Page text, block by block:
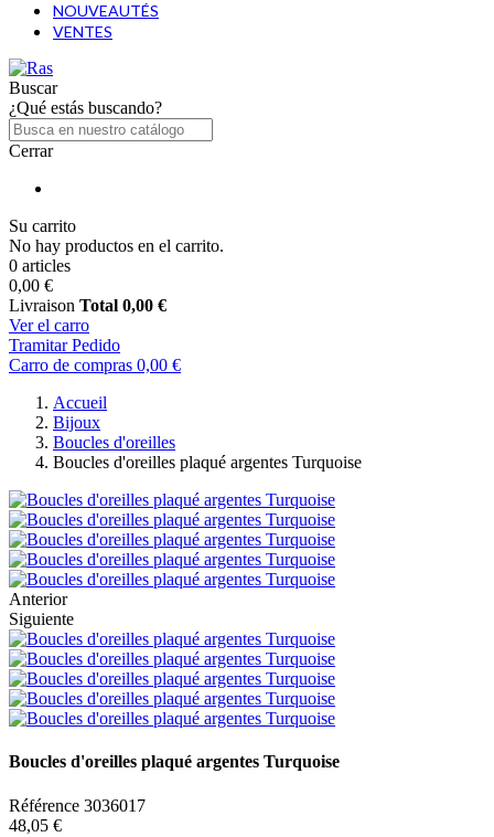
NOUVEAUTÉS
VENTES
Buscar
¿Qué estás buscando?
Cerrar
Su carrito
No hay productos en el carrito.
0 articles
0,00 €
Livraison Total 0,00 €
Ver el carro
Tramitar Pedido
Carro de compras 0,00 €
Accueil
Bijoux
Boucles d'oreilles
Boucles d'oreilles plaqué argentes Turquoise
Anterior
Siguiente
Boucles d'oreilles plaqué argentes Turquoise
Référence 3036017
48,05 €